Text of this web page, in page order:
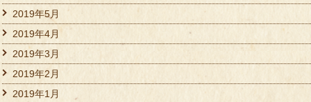
2019年5月
2019年4月
2019年3月
2019年2月
2019年1月